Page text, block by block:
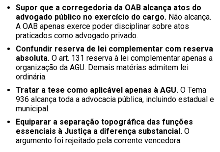
Supor que a corregedoria da OAB alcança atos do
advogado público no exercício do cargo. Não alcança.
A OAB apenas exerce poder disciplinar sobre atos
praticados como advogado privado.
Confundir reserva de lei complementar com reserva
absoluta. O art. 131 reserva à lei complementar apenas a
organização da AGU. Demais matérias admitem lei
ordinária.
Tratar a tese como aplicável apenas à AGU. O Tema
936 alcança toda a advocacia pública, incluindo estadual e
municipal.
Equiparar a separação topográfica das funções
essenciais à Justiça a diferença substancial. O
argumento foi rejeitado pela corrente vencedora.